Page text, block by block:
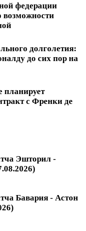
федерации
возможности
долголетия:
до сих пор на
планирует
с Френки де
Эшторил -
Бавария - Астон